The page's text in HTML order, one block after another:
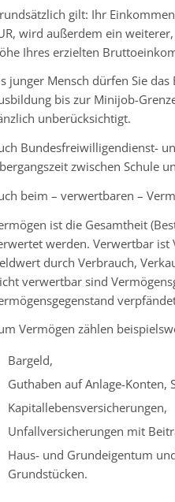
gilt: Ihr
wird außerdem ein
Ihres erzielten
junger Mensch dürfen Sie
bis zur Minijob-
unberücksichtigt.
Bundesfreiwilligendienst-
zwischen Schule
beim – verwertbaren –
ist die Gesamtheit
werden. Verwertbar ist
durch Verbrauch,
verwertbar sind
Vermögen zählen
Bargeld,
Guthaben auf Anlage-
Kapitallebensversicherungen,
Unfallversicherungen mit
Haus- und Grundeigentum
Grundstücken.